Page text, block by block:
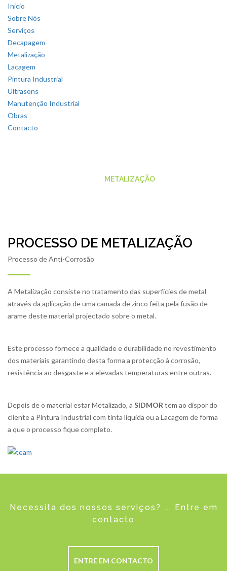
Inicio
Sobre Nós
Serviços
Decapagem
Metalização
Lacagem
Pintura Industrial
Ultrasons
Manutenção Industrial
Obras
Contacto
METALIZAÇÃO
PROCESSO DE METALIZAÇÃO
Processo de Anti-Corrosão
A Metalização consiste no tratamento das superfícies de metal
através da aplicação de uma camada de zinco feita pela fusão de
arame deste material projectado sobre o metal.
Este processo fornece a qualidade e durabilidade no revestimento
dos materiais garantindo desta forma a protecção à corrosão,
resistência ao desgaste e a elevadas temperaturas entre outras.
Depois de o material estar Metalizado, a SIDMOR tem ao dispor do
cliente a Pintura Industrial com tinta liquida ou a Lacagem de forma
a que o processo fique completo.
Necessita dos nossos serviços? ... Entre em
contacto
ENTRE EM CONTACTO